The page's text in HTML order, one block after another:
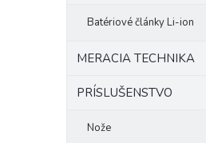
Batériové články Li-ion
MERACIA TECHNIKA
PRÍSLUŠENSTVO
Nože